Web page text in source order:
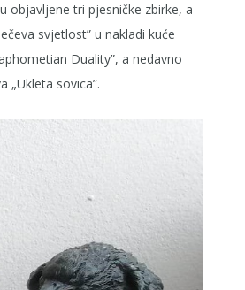
objavljene tri pjesničke zbirke, a
svjetlost” u nakladi kuće
Duality”, a nedavno
„Ukleta sovica”.
Nisam prava žena i drago mi
je zbog toga